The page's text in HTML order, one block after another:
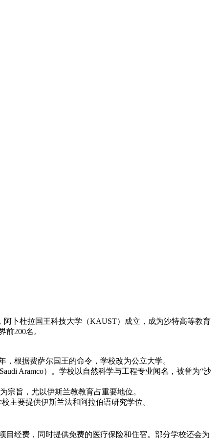
卜杜拉国王科技大学（KAUST）成立，成为沙特高等教育
200名。
，根据费萨尔国王的命令，学校改为公立大学。
Aramco）。学校以自然科学与工程专业闻名，被誉为“沙
宗旨，尤以伊斯兰教教育占重要地位。
主要提供伊斯兰法和阿拉伯语研究学位。
目经费，同时提供免费的医疗保险和住宿。部分学校还会为